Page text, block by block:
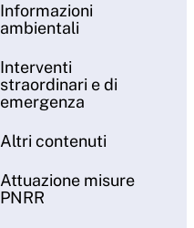
Informazioni
ambientali
Interventi
straordinari e di
emergenza
Altri contenuti
Attuazione misure
PNRR